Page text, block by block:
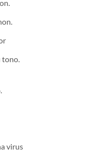
tono.
virus